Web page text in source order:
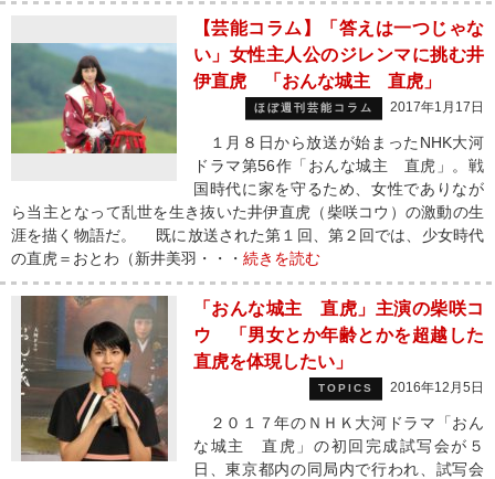
【芸能コラム】「答えは一つじゃな
い」女性主人公のジレンマに挑む井
伊直虎 「おんな城主 直虎」
ほぼ週刊芸能コラム 2017年1月17日
１月８日から放送が始まったNHK大河
ドラマ第56作「おんな城主 直虎」。戦
国時代に家を守るため、女性でありなが
ら当主となって乱世を生き抜いた井伊直虎（柴咲コウ）の激動の生
涯を描く物語だ。 既に放送された第１回、第２回では、少女時代
の直虎＝おとわ（新井美羽・・・ 続きを読む
「おんな城主 直虎」主演の柴咲コ
ウ 「男女とか年齢とかを超越した
直虎を体現したい」
TOPICS 2016年12月5日
２０１７年のＮＨＫ大河ドラマ「おん
な城主 直虎」の初回完成試写会が５
日、東京都内の同局内で行われ、試写会